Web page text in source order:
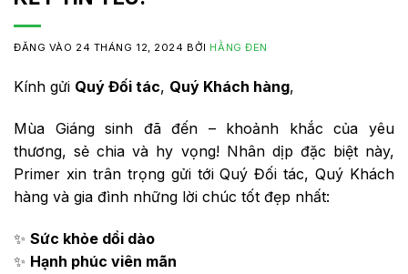
ĐĂNG VÀO 24 THÁNG 12, 2024 BỞI HẰNG ĐEN
Kính gửi Quý Đối tác, Quý Khách hàng,
Mùa Giáng sinh đã đến – khoảnh khắc của yêu
thương, sẻ chia và hy vọng! Nhân dịp đặc biệt này,
Primer xin trân trọng gửi tới Quý Đối tác, Quý Khách
hàng và gia đình những lời chúc tốt đẹp nhất:
✨ Sức khỏe dồi dào
✨ Hạnh phúc viên mãn